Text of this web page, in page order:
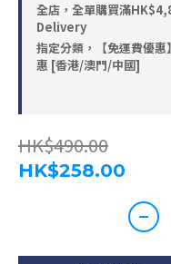
全店，全單購買滿
Delivery
指定分類，【免運費優
惠 [香港/澳門/中國]
HK$490.00
HK$258.00